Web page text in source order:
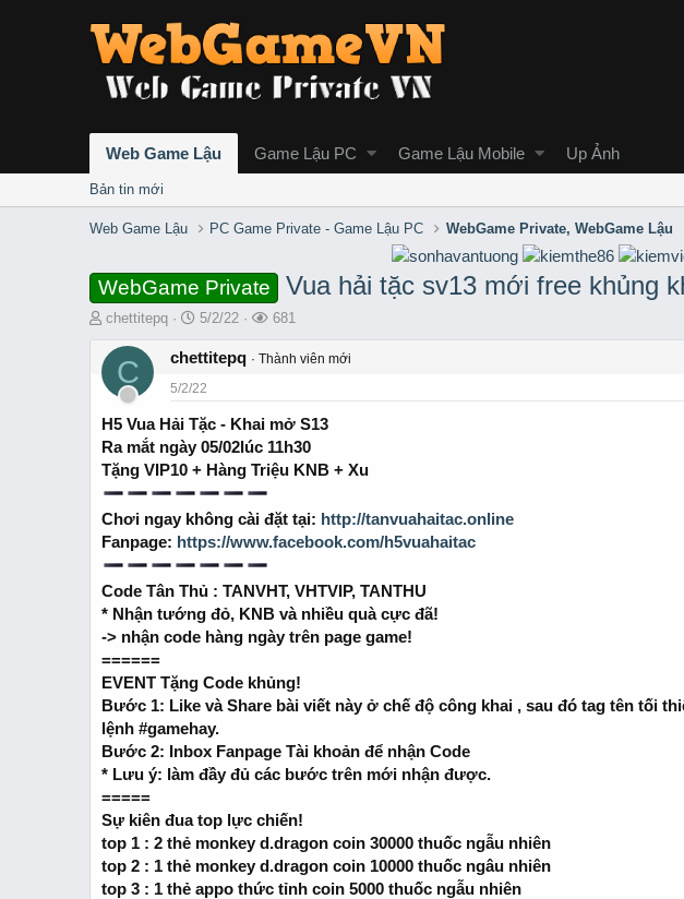
Web Game Lậu Game Lậu PC Game Lậu Mobile Up Ảnh
Bản tin mới
Web Game Lậu PC Game Private - Game Lậu PC WebGame Private, WebGame Lậu
WebGame Private Vua hải tặc sv13 mới free khủng
T
r
a
d
s
t
a
r
t
e
r
chettitepq
S
a
t
d
a
t
e
5/2/22
L
ợ
m
681
C chettitepq
Thành viên mới
5/2/22
H5 Vua Hải Tặc - Khai mở S13
Ra mắt ngày 05/02lúc 11h30
Tặng VIP10 + Hàng Triệu KNB + Xu
Chơi ngay không cài đặt tại: http://tanvuahaitac.online
Fanpage: https://www.facebook.com/h5vuahaitac
Code Tân Thủ : TANVHT, VHTVIP, TANTHU
* Nhận tướng đỏ, KNB và nhiều quà cực đã!
-> nhận code hàng ngày trên page game!
======
EVENT Tặng Code khủng!
Bước 1: Like và Share bài viết này ở chế độ công khai , sau đó tag tên tối
lệnh #gamehay.
Bước 2: Inbox Fanpage Tài khoản để nhận Code
* Lưu ý: làm đầy đủ các bước trên mới nhận được.
=====
Sự kiên đua top lực chiến!
top 1 : 2 thẻ monkey d.dragon coin 30000 thuốc ngẫu nhiên
top 2 : 1 thẻ monkey d.dragon coin 10000 thuốc ngâu nhiên
top 3 : 1 thẻ appo thức tỉnh coin 5000 thuốc ngẫu nhiên